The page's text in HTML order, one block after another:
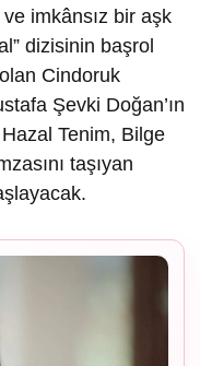
imkânsız bir aşk
dizisinin başrol
Cindoruk
Şevki Doğan’ın
Tenim, Bilge
taşıyan